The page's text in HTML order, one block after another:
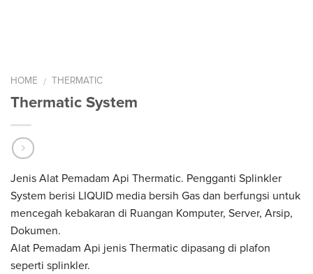
HOME / THERMATIC
Thermatic System
Jenis Alat Pemadam Api Thermatic. Pengganti Splinkler
System berisi LIQUID media bersih Gas dan berfungsi untuk
mencegah kebakaran di Ruangan Komputer, Server, Arsip,
Dokumen.
Alat Pemadam Api jenis Thermatic dipasang di plafon
seperti splinkler.